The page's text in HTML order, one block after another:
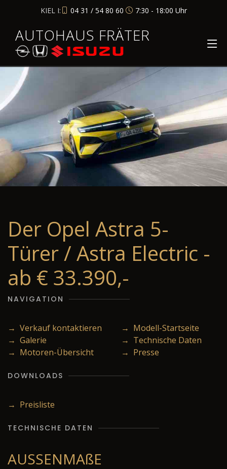
KIEL I: 04 31 / 54 80 60 7:30 - 18:00 Uhr
AUTOHAUS FRÄTER
Der Opel Astra 5-
Türer / Astra Electric -
ab € 33.390,-
NAVIGATION
→ Verkauf kontaktieren
→ Modell-Startseite
→ Galerie
→ Technische Daten
→ Motoren-Übersicht
→ Presse
DOWNLOADS
→ Preisliste
TECHNISCHE DATEN
AUSSENMAßE